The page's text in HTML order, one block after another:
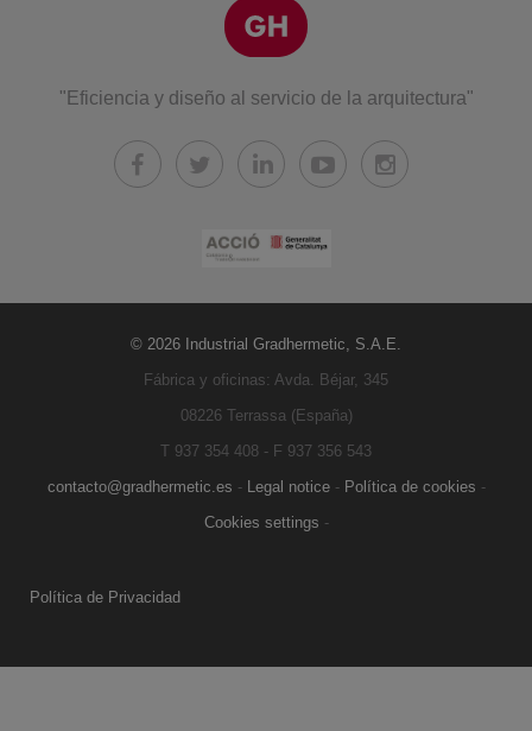
"Eficiencia y diseño al servicio de la arquitectura"
© 2026 Industrial Gradhermetic, S.A.E.
Fábrica y oficinas: Avda. Béjar, 345
08226 Terrassa (España)
T 937 354 408 - F 937 356 543
contacto@gradhermetic.es - Legal notice- Política de cookies -
Cookies settings -
Política de Privacidad